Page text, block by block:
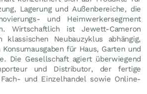
Lagerung und Außenbereiche, die
und Heimwerkersegment
Wirtschaftlich ist Jewett-Cameron
Neubauzyklus abhängig,
für Haus, Garten und
Die Gesellschaft agiert überwiegend
und Distributor, der fertige
und Einzelhandel sowie Online-